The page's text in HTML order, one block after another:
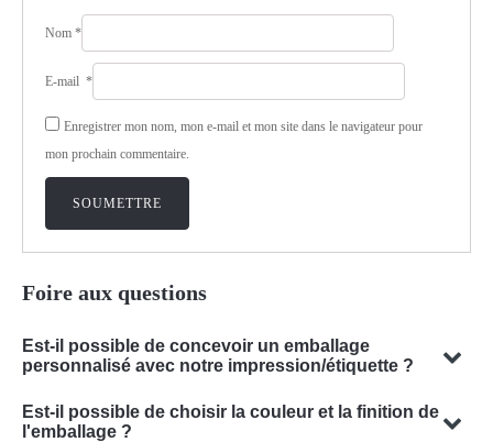
Nom *
E-mail *
Enregistrer mon nom, mon e-mail et mon site dans le navigateur pour
mon prochain commentaire.
Foire aux questions
Est-il possible de concevoir un emballage
personnalisé avec notre impression/étiquette ?
votre sujet. Notre équipe est spécialisée dans la conception de
Est-il possible de choisir la couleur et la finition de
l'emballage ?